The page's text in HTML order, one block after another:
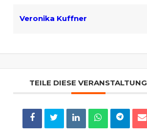
Veronika Kuffner
TEILE DIESE VERANSTALTUNG